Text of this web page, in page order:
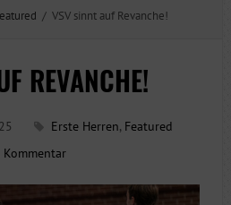
/ VSV sinnt auf Revanche!
REVANCHE!
Erste Herren, Featured
Kommentar